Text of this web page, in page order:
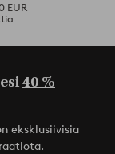
EUR
40 %
eksklusiivisia